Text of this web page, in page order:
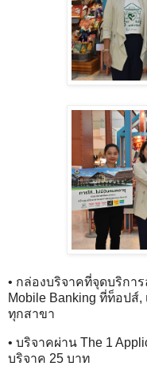
• กล่องบริจาคที่จุดบริกา
Mobile Banking ที่ท็อป
ทุกสาขา
• บริจาคผ่าน The 1
บริจาค 25 บาท